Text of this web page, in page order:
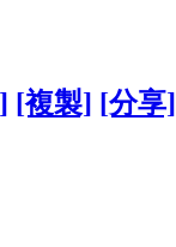
[複製] [分享]